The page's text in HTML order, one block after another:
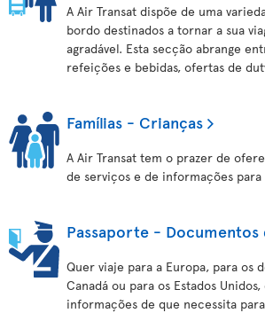
A Air Transat dispõe de uma
bordo destinados a tornar a sua
agradável. Esta secção abrange
refeições e bebidas, ofertas de
Famílias - Crianças
A Air Transat tem o prazer de
de serviços e de informações
Passaporte - Documentos
Quer viaje para a Europa, para os
Canadá ou para os Estados
informações de que necessita